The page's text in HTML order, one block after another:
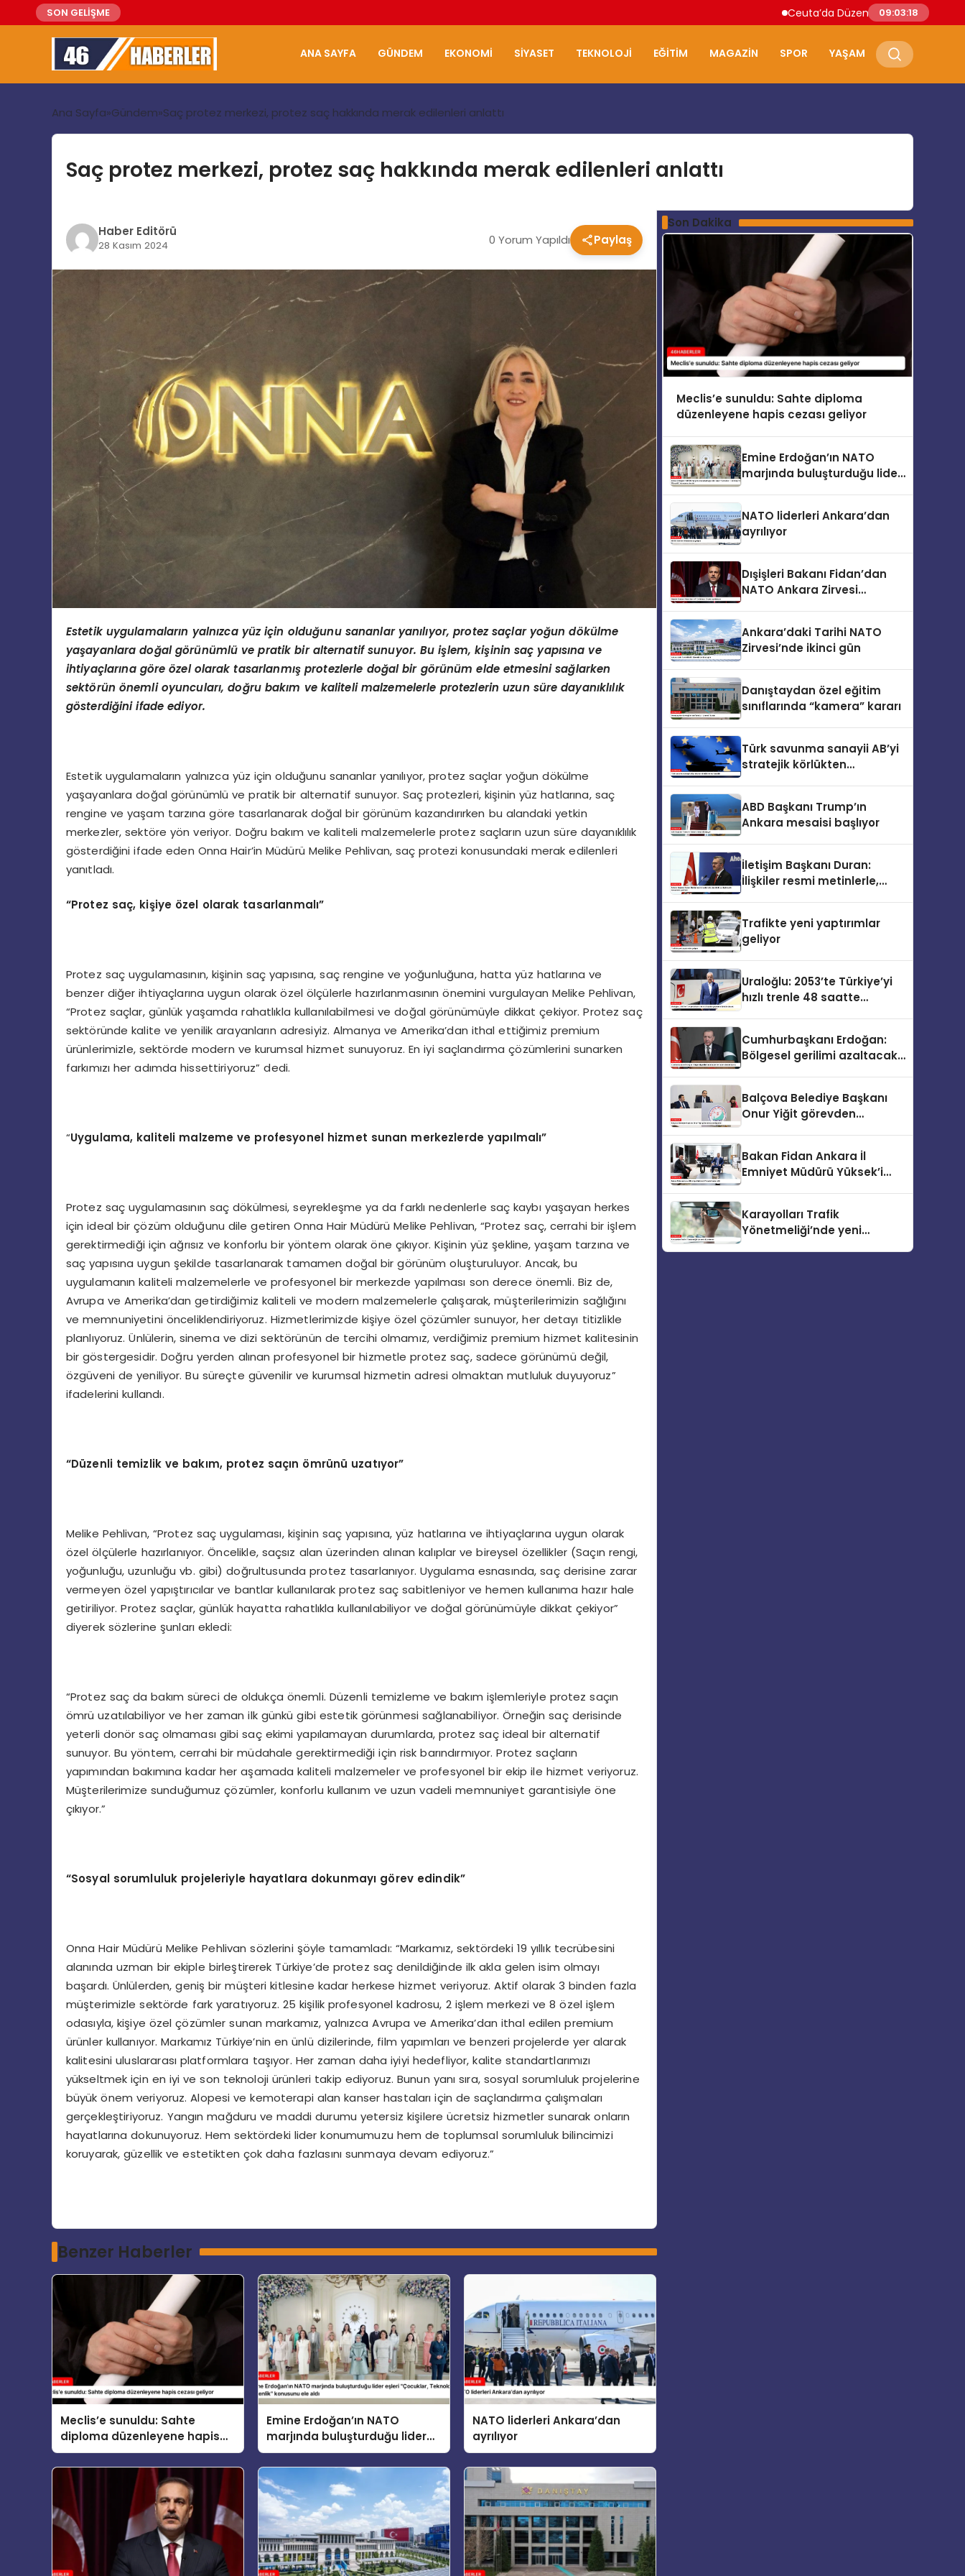
SON GELİŞME Ceuta’da Düzensiz Göçmen Akını: İspanya
09:03:19
ANA SAYFA GÜNDEM EKONOMI SIYASET TEKNOLOJI EĞITIM MAGAZIN SPOR YAŞAM
Ana Sayfa Gündem Saç protez merkezi, protez saç hakkında merak edilenleri anlattı
Saç protez merkezi, protez saç hakkında merak edilenleri anlattı
Haber Editörü
28 Kasım 2024 0 Yorum Yapıldı Paylaş
Estetik uygulamaların yalnızca yüz için olduğunu sananlar yanılıyor, protez saçlar yoğun dökülme
yaşayanlara doğal görünümlü ve pratik bir alternatif sunuyor. Bu işlem, kişinin saç yapısına ve
ihtiyaçlarına göreözel olarak tasarlanmış protezlerle doğal bir görünüm elde etmesini sağlarken
sektörün önemli oyuncuları, doğru bakım ve kaliteli malzemelerle protezlerin uzun süre dayanıklılık
gösterdiğini ifade ediyor.
Estetik uygulamaların yalnızca yüz için olduğunu sananlar yanılıyor, protez saçlar yoğun dökülme
yaşayanlara doğal görünümlü ve pratik bir alternatif sunuyor. Saç protezleri, kişinin yüz hatlarına, saç
rengine ve yaşam tarzına göre tasarlanarak doğal bir görünüm kazandırırken bu alandaki yetkin
merkezler, sektöre yön veriyor. Doğru bakım ve kaliteli malzemelerle protez saçların uzun süre dayanıklılık
gösterdiğini ifade eden Onna Hair’in Müdürü Melike Pehlivan, saç protezi konusundaki merak edilenleri
yanıtladı.
“Protez saç, kişiye özel olarak tasarlanmalı”
Protez saç uygulamasının, kişinin saç yapısına, saç rengine ve yoğunluğuna, hatta yüz hatlarına ve
benzer diğer ihtiyaçlarına uygun olarak özel ölçülerle hazırlanmasının önemini vurgulayan Melike Pehlivan,
“Protez saçlar, günlük yaşamda rahatlıkla kullanılabilmesi ve doğal görünümüyle dikkat çekiyor. Protez saç
sektöründe kalite ve yenilik arayanların adresiyiz. Almanya ve Amerika’dan ithal ettiğimiz premium
ürünlerimizle, sektörde modern ve kurumsal hizmet sunuyoruz. En iyi saçlandırma çözümlerini sunarken
farkımızı her adımda hissettiriyoruz” dedi.
“Uygulama, kaliteli malzeme ve profesyonel hizmet sunan merkezlerde yapılmalı”
Protez saç uygulamasının saç dökülmesi, seyrekleşme ya da farklı nedenlerle saç kaybı yaşayan herkes
için ideal bir çözüm olduğunu dile getiren Onna Hair Müdürü Melike Pehlivan, “Protez saç, cerrahi bir işlem
gerektirmediği için ağrısız ve konforlu bir yöntem olarak öne çıkıyor. Kişinin yüz şekline, yaşam tarzına ve
saç yapısına uygun şekilde tasarlanarak tamamen doğal bir görünüm oluşturuluyor. Ancak, bu
uygulamanın kaliteli malzemelerle ve profesyonel bir merkezde yapılması son derece önemli. Biz de,
Avrupa ve Amerika’dan getirdiğimiz kaliteli ve modern malzemelerle çalışarak, müşterilerimizin sağlığını
ve memnuniyetini önceliklendiriyoruz. Hizmetlerimizde kişiye özel çözümler sunuyor, her detayı titizlikle
planlıyoruz. Ünlülerin, sinema ve dizi sektörünün de tercihi olmamız, verdiğimiz premium hizmet kalitesinin
bir göstergesidir. Doğru yerden alınan profesyonel bir hizmetle protez saç, sadece görünümü değil,
özgüveni de yeniliyor. Bu süreçte güvenilir ve kurumsal hizmetin adresi olmaktan mutluluk duyuyoruz”
ifadelerini kullandı.
“Düzenli temizlik ve bakım, protez saçın ömrünü uzatıyor”
Melike Pehlivan, “Protez saç uygulaması, kişinin saç yapısına, yüz hatlarına ve ihtiyaçlarına uygun olarak
özel ölçülerle hazırlanıyor. Öncelikle, saçsız alan üzerinden alınan kalıplar ve bireysel özellikler (Saçın rengi,
yoğunluğu, uzunluğu vb. gibi) doğrultusunda protez tasarlanıyor. Uygulama esnasında, saç derisine zarar
vermeyen özel yapıştırıcılar ve bantlar kullanılarak protez saç sabitleniyor ve hemen kullanıma hazır hale
getiriliyor. Protez saçlar, günlük hayatta rahatlıkla kullanılabiliyor ve doğal görünümüyle dikkat çekiyor”
diyerek sözlerine şunları ekledi:
“Protez saç da bakım süreci de oldukça önemli. Düzenli temizleme ve bakım işlemleriyle protez saçın
ömrü uzatılabiliyor ve her zaman ilk günkü gibi estetik görünmesi sağlanabiliyor. Örneğin saç derisinde
yeterli donör saç olmaması gibi saç ekimi yapılamayan durumlarda, protez saç ideal bir alternatif
sunuyor. Bu yöntem, cerrahi bir müdahale gerektirmediği için risk barındırmıyor. Protez saçların
yapımından bakımına kadar her aşamada kaliteli malzemeler ve profesyonel bir ekip ile hizmet veriyoruz.
Müşterilerimize sunduğumuz çözümler, konforlu kullanım ve uzun vadeli memnuniyet garantisiyle öne
çıkıyor.”
“Sosyal sorumluluk projeleriyle hayatlara dokunmayı görev edindik”
Onna Hair Müdürü Melike Pehlivan sözlerini şöyle tamamladı: “Markamız, sektördeki 19 yıllık tecrübesini
alanında uzman bir ekiple birleştirerek Türkiye’de protez saç denildiğinde ilk akla gelen isim olmayı
başardı. Ünlülerden, geniş bir müşteri kitlesine kadar herkese hizmet veriyoruz. Aktif olarak 3 binden fazla
müşterimizle sektörde fark yaratıyoruz. 25 kişilik profesyonel kadrosu, 2 işlem merkezi ve 8 özel işlem
odasıyla, kişiye özel çözümler sunan markamız, yalnızca Avrupa ve Amerika’dan ithal edilen premium
ürünler kullanıyor. Markamız Türkiye’nin en ünlü dizilerinde, film yapımları ve benzeri projelerde yer alarak
kalitesini uluslararası platformlara taşıyor. Her zaman daha iyiyi hedefliyor, kalite standartlarımızı
yükseltmek için en iyi ve son teknoloji ürünleri takip ediyoruz. Bunun yanı sıra, sosyal sorumluluk projelerine
büyük önem veriyoruz. Alopesi ve kemoterapi alan kanser hastaları için de saçlandırma çalışmaları
gerçekleştiriyoruz. Yangın mağduru ve maddi durumu yetersiz kişilere ücretsiz hizmetler sunarak onların
hayatlarına dokunuyoruz. Hem sektördeki lider konumumuzu hem de toplumsal sorumluluk bilincimizi
koruyarak, güzellik ve estetikten çok daha fazlasını sunmaya devam ediyoruz.”
Benzer Haberler
Meclis’e sunuldu: Sahte
diploma düzenleyene hapis
cezası geliyor
Emine Erdoğan’ın NATO
marjında buluşturduğu lider
eşleri “Çocuklar, Teknoloji ve
Güvenlik” konusunu ele aldı
NATO liderleri Ankara’dan
ayrılıyor
Son Dakika
Meclis’e sunuldu: Sahte diploma
düzenleyene hapis cezası geliyor
Emine Erdoğan’ın NATO
marjında buluşturduğu lider
NATO liderleri Ankara’dan
ayrılıyor
Dışişleri Bakanı Fidan’dan
NATO Ankara Zirvesi
Ankara’daki Tarihi NATO
Zirvesi’nde ikinci gün
Danıştaydan özel eğitim
sınıflarında “kamera” kararı
Türk savunma sanayii AB’yi
stratejik körlükten
ABD Başkanı Trump’ın
Ankara mesaisi başlıyor
İletişim Başkanı Duran:
İlişkiler resmi metinlerle,
Trafikte yeni yaptırımlar
geliyor
Uraloğlu: 2053’te Türkiye’yi
hızlı trenle 48 saatte
Cumhurbaşkanı Erdoğan:
Bölgesel gerilimi azaltacak
Balçova Belediye Başkanı
Onur Yiğit görevden
Bakan Fidan Ankara İl
Emniyet Müdürü Yüksek’i
Karayolları Trafik
Yönetmeliği’nde yeni